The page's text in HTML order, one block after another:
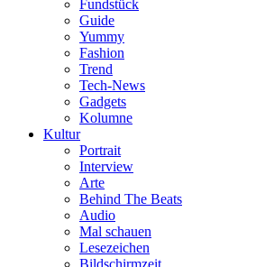
Fundstück
Guide
Yummy
Fashion
Trend
Tech-News
Gadgets
Kolumne
Kultur
Portrait
Interview
Arte
Behind The Beats
Audio
Mal schauen
Lesezeichen
Bildschirmzeit